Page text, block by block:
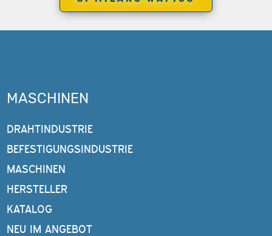
MASCHINEN
DRAHTINDUSTRIE
BEFESTIGUNGSINDUSTRIE
MASCHINEN
HERSTELLER
KATALOG
NEU IM ANGEBOT